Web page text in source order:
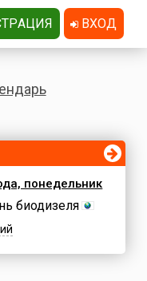
понедельник
биодизеля
ВХОД